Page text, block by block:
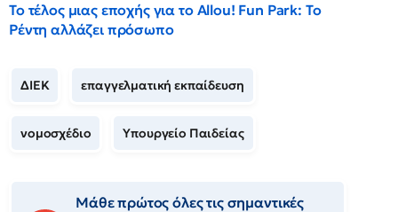
Το τέλος μιας εποχής για το Allou! Fun Park: Το
Ρέντη αλλάζει πρόσωπο
ΔΙΕΚ επαγγελματική εκπαίδευση
νομοσχέδιο Υπουργείο Παιδείας
Μάθε πρώτος όλες τις σημαντικές